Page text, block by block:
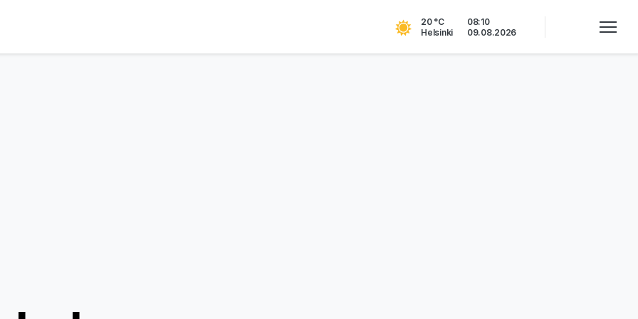
20 °C
Helsinki
08:10
09.08.2026